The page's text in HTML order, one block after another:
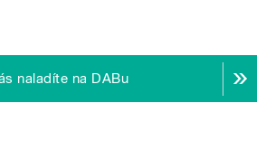
naladíte na DABu